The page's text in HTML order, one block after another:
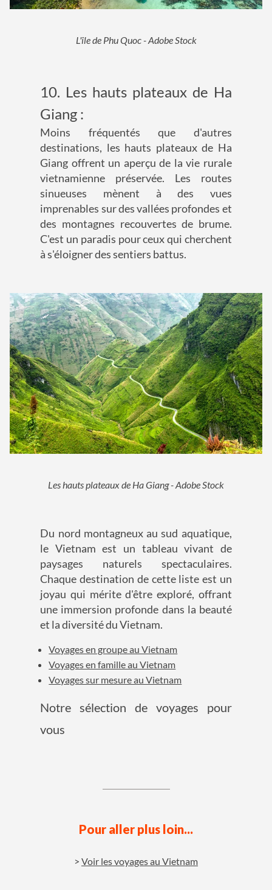
L'île de Phu Quoc - Adobe Stock
10. Les hauts plateaux de Ha
Giang :
Moins fréquentés que d'autres
destinations, les hauts plateaux de Ha
Giang offrent un aperçu de la vie rurale
vietnamienne préservée. Les routes
sinueuses mènent à des vues
imprenables sur des vallées profondes et
des montagnes recouvertes de brume.
C'est un paradis pour ceux qui cherchent
à s'éloigner des sentiers battus.
Les hauts plateaux de Ha Giang - Adobe Stock
Du nord montagneux au sud aquatique,
le Vietnam est un tableau vivant de
paysages naturels spectaculaires.
Chaque destination de cette liste est un
joyau qui mérite d'être exploré, offrant
une immersion profonde dans la beauté
et la diversité du Vietnam.
Voyages en groupe au Vietnam
Voyages en famille au Vietnam
Voyages sur mesure au Vietnam
Notre sélection de voyages pour
vous
Pour aller plus loin...
Voir les voyages au Vietnam